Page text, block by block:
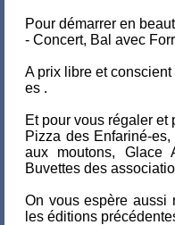
Pour démarrer en
- Concert, Bal avec
A prix libre et
es .
Et pour vous régaler et
Pizza des Enfariné-
aux moutons, Glace
Buvettes des
On vous espère aussi
les éditions